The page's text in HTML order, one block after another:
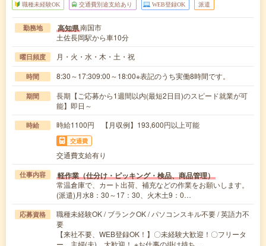
職種未経験OK 交通費別途支給あり WEB登録OK 派遣
勤務地 高知県南国市
土佐長岡駅から車10分
曜日頻度 月・火・水・木・土・祝
時間 8:30～17:309:00～18:00※表記のうち実働8時間です。
期間
長期【ご応募から1週間以内(最短2日目)のスピード就業が可
能】即日～
時給 時給1100円 【月収例】193,600円以上可能
交通費
交通費支給有り
仕事内容 軽作業（仕分け・ピッキング・検品、商品管理）
常温倉庫で、カート出荷、補充などの作業をお願いします。
(派遣)月水8：30～17：30、火木土9：0…
応募資格
職種未経験OK / ブランクOK / パソコンスキル不要 / 英語力不
要
【来社不要、WEB登録OK！】〇未経験大歓迎！〇フリータ
ー、主婦(夫) 大歓迎！ ※お仕事の掛け持ち…